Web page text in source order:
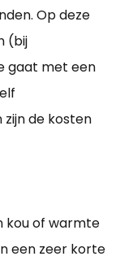
Op deze
(bij
gaat met een
de kosten
kou of warmte
een zeer korte